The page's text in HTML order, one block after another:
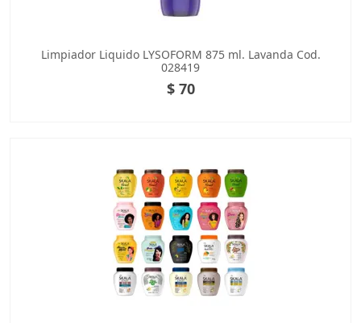
Limpiador Liquido LYSOFORM 875 ml. Lavanda Cod.
028419
$ 70